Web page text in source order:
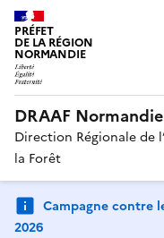
PRÉFET
DE LA RÉGION
NORMANDIE
DRAAF Normandie
Direction Régionale de
la Forêt
Campagne contre
2026